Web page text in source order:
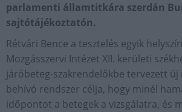
parlamenti államtitkára szerdán
sajtótájékoztatón.
Rétvári Bence a tesztelés egyik
Mozgásszervi Intézet XII. kerületi
járóbeteg-szakrendelőkbe tervezett
behívó rendszer célja, hogy minél
időpontot a betegek a vizsgálatra, és